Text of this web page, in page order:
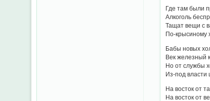
Где там были
Алкоголь
Тащат вещи с
По-крысиному
Бабы новых
Век железный
Но от службы
Из-под власти
На восток от
На восток от